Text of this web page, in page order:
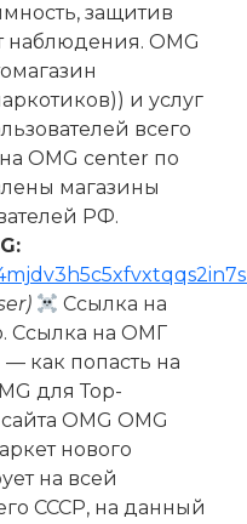
защитив
наблюдения. OMG
и услуг
всего
OMG center по
магазины
РФ.
Ссылка на
Ссылка на ОМГ
— как попасть на
для Тор-
OMG OMG
нового
на всей
СССР, на данный